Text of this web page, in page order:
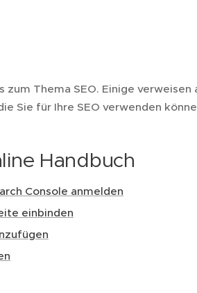
Thema SEO. Einige
Sie für Ihre SEO verwenden
Handbuch
Console anmelden
einbinden